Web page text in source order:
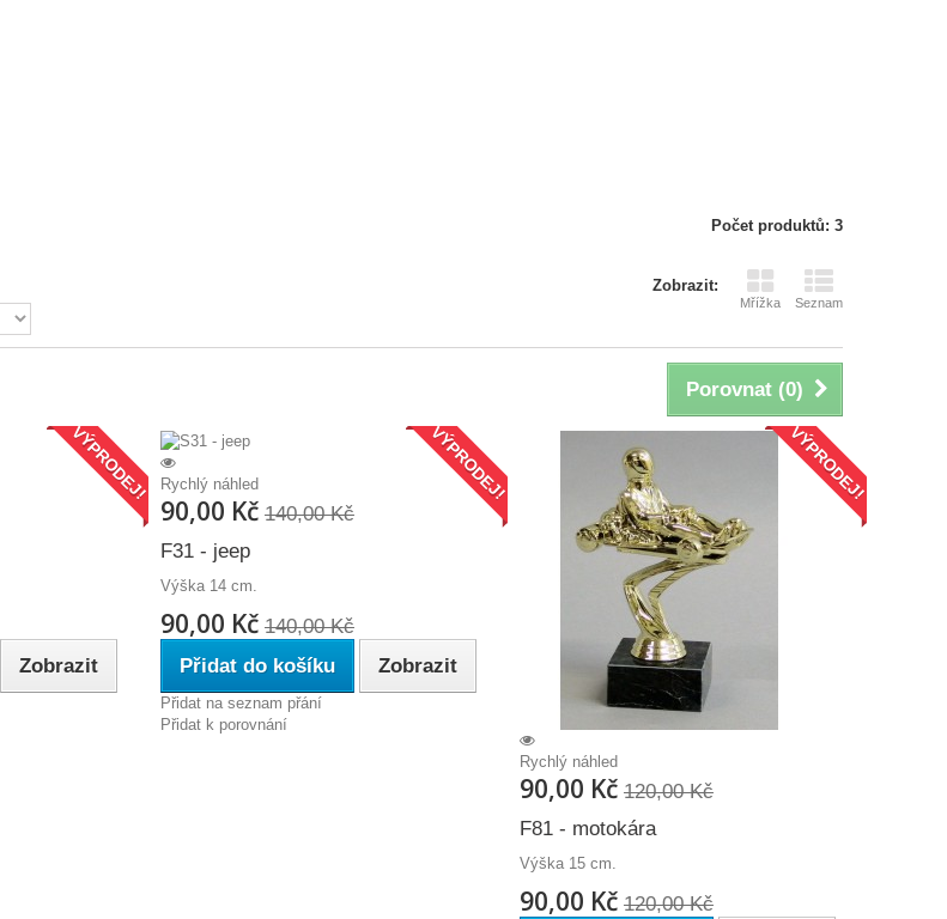
Počet produktů: 3
Zobrazit:
Mřížka Seznam
Porovnat (0)
VÝPRODEJ!
Zobrazit
Rychlý náhled
90,00 Kč 140,00 Kč
VÝPRODEJ!
F31 - jeep
Výška 14 cm.
90,00 Kč 140,00 Kč
Přidat do košíku
Zobrazit
Přidat na seznam přání
Přidat k porovnání
Rychlý náhled
90,00 Kč 120,00 Kč
VÝPRODEJ!
F81 - motokára
Výška 15 cm.
90,00 Kč 120,00 Kč